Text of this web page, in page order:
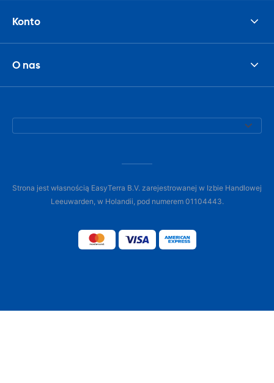
Konto
O nas
Strona jest własnością EasyTerra B.V. zarejestrowanej w Izbie Handlowej
Leeuwarden, w Holandii, pod numerem 01104443.